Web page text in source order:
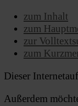
zum Inhalt
zum
zur
zum
Dieser
Außerdem